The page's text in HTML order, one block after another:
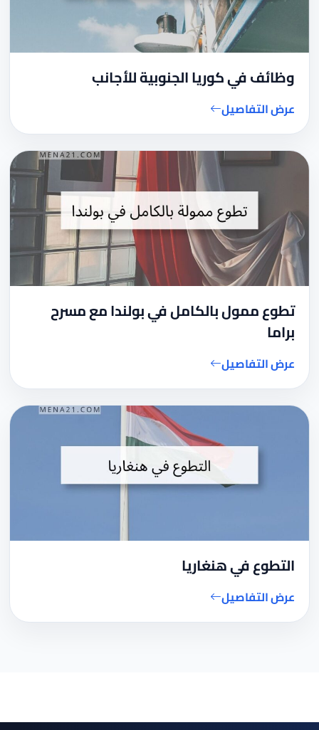
وظائف في كوريا الجنوبية للأجانب
عرض التفاصيل
تطوع ممول بالكامل في بولندا مع مسرح
براما
عرض التفاصيل
التطوع في هنغاريا
عرض التفاصيل